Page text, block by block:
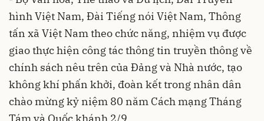
hình Việt Nam, Đài Tiếng nói Việt Nam, Thông
tấn xã Việt Nam theo chức năng, nhiệm vụ được
giao thực hiện công tác thông tin truyền thông về
chính sách nêu trên của Đảng và Nhà nước, tạo
không khí phấn khởi, đoàn kết trong nhân dân
chào mừng kỷ niệm 80 năm Cách mạng Tháng